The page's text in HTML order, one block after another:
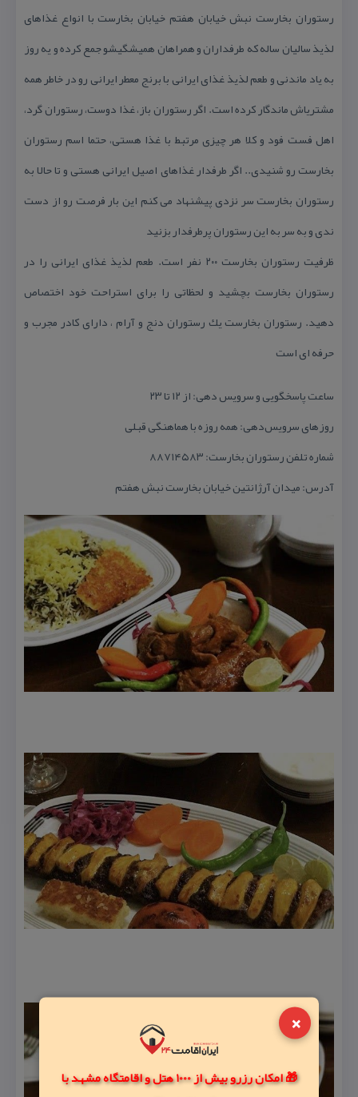
×
🎁 امکان رزرو بیش از 1000 هتل و اقامتگاه مشهد با
رستوران بخارست نبش خیابان هفتم خیابان بخارست با انواع غذاهای
لذیذ سالیان ساله كه طرفداران و همراهان همیشگیشو جمع كرده و یه روز
به یاد ماندنی و طعم لذیذ غذای ایرانی با برنج معطر ایرانی رو در خاطر همه
مشتریاش ماندگار كرده است. اگر رستوران باز، غذا دوست، رستوران گرد،
اهل فست فود و كلا هر چیزی مرتبط با غذا هستی، حتما اسم رستوران
بخارست رو شنیدی.. اگر طرفدار غذاهای اصیل ایرانی هستی و تا حالا به
رستوران بخارست سر نزدی پیشنهاد می كنم این بار فرصت رو از دست
ندی و به سر به این رستوران پرطرفدار بزنید
ظرفیت رستوران بخارست ۲۰۰ نفر است. طعم لذیذ غذای ایرانی را در
رستوران بخارست بچشید و لحظاتی را برای استراحت خود اختصاص
دهید. رستوران بخارست یك رستوران دنج و آرام ، دارای كادر مجرب و
حرفه ای است
ساعت پاسخگویی و سرویس دهی: از ۱۲ تا ۲۳
روزهای سرویس‌دهی: همه روزه با هماهنگی قبلی
شماره تلفن رستوران بخارست: ۸۸۷۱۴۵۸۳
آدرس: میدان آرژانتین خیابان بخارست نبش هفتم